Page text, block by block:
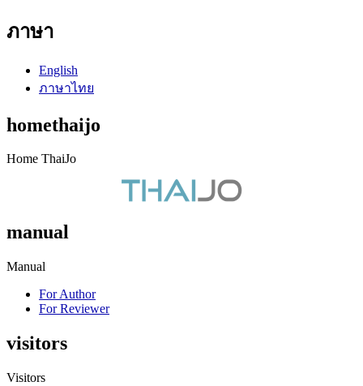
ภาษา
English
ภาษาไทย
homethaijo
Home ThaiJo
manual
Manual
For Author
For Reviewer
visitors
Visitors